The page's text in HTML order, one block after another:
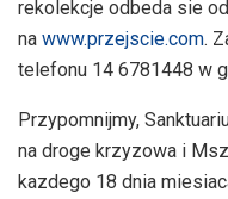
rekolekcje odbeda sie
na www.przejscie.com.
telefonu 14 6781448 w
Przypomnijmy,
na droge krzyzowa i
kazdego 18 dnia